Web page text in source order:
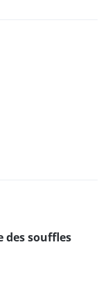
des souffles